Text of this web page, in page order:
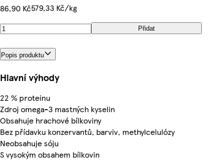
86,90 Kč579,33 Kč/kg
Přidat
Popis produktu
Hlavní výhody
22 % proteinu
Zdroj omega-3 mastných kyselin
Obsahuje hrachové bílkoviny
Bez přídavku konzervantů, barviv, methylcelulózy
Neobsahuje sóju
S vysokým obsahem bílkovin